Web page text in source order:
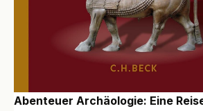
Abenteuer Archäologie: Eine